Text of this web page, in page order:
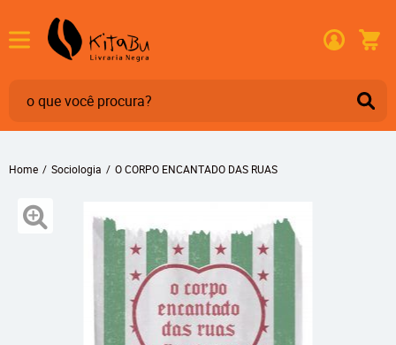
Home Sociologia O CORPO ENCANTADO DAS RUAS